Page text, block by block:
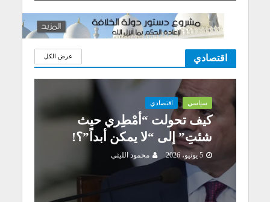
اقتصادي عرض الكل
سياسي اقتصادي
كيف تحولت “أمْطِري حيث
شئتِ” إلى “لا يمكن أبداً”؟!
5 يونيو، 2026 محمود الليثي